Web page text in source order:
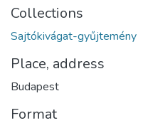
Collections
Sajtókivágat-gyűjtemény
Place, address
Budapest
Format